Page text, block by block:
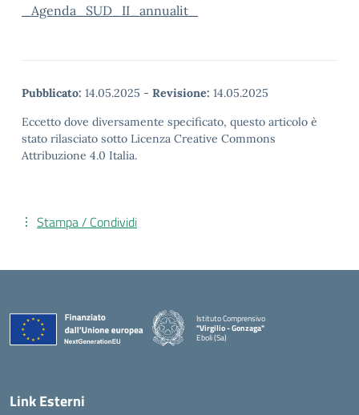
_Agenda_SUD_II_annualit_
Pubblicato: 14.05.2025 - Revisione: 14.05.2025
Eccetto dove diversamente specificato, questo articolo è
stato rilasciato sotto Licenza Creative Commons
Attribuzione 4.0 Italia.
Stampa / Condividi
Istituto Comprensivo
"Virgilio - Gonzaga"
Eboli (Sa)
Link Esterni